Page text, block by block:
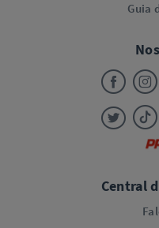
Guia
Central